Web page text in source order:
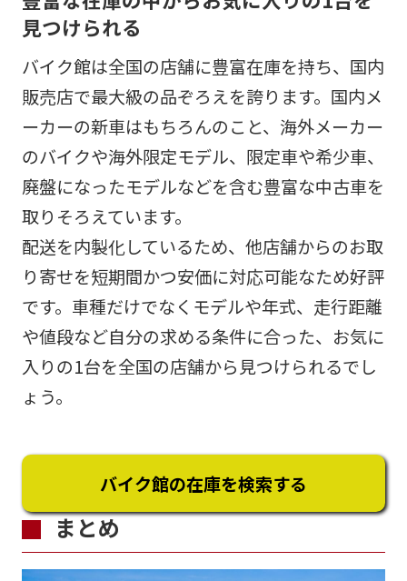
見つけられる
バイク館は全国の店舗に豊富在庫を持ち、国内
販売店で最大級の品ぞろえを誇ります。国内メ
ーカーの新車はもちろんのこと、海外メーカー
のバイクや海外限定モデル、限定車や希少車、
廃盤になったモデルなどを含む豊富な中古車を
取りそろえています。
配送を内製化しているため、他店舗からのお取
り寄せを短期間かつ安価に対応可能なため好評
です。車種だけでなくモデルや年式、走行距離
や値段など自分の求める条件に合った、お気に
入りの1台を全国の店舗から見つけられるでし
ょう。
バイク館の在庫を検索する
まとめ